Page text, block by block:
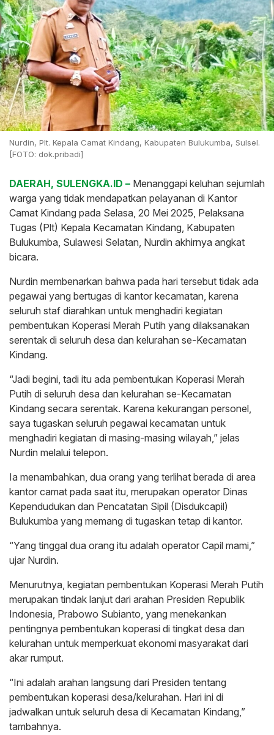
Nurdin, Plt. Kepala Camat Kindang, Kabupaten Bulukumba, Sulsel.
[FOTO: dok.pribadi]
DAERAH, SULENGKA.ID – Menanggapi keluhan sejumlah
warga yang tidak mendapatkan pelayanan di Kantor
Camat Kindang pada Selasa, 20 Mei 2025, Pelaksana
Tugas (Plt) Kepala Kecamatan Kindang, Kabupaten
Bulukumba, Sulawesi Selatan, Nurdin akhirnya angkat
bicara.
Nurdin membenarkan bahwa pada hari tersebut tidak ada
pegawai yang bertugas di kantor kecamatan, karena
seluruh staf diarahkan untuk menghadiri kegiatan
pembentukan Koperasi Merah Putih yang dilaksanakan
serentak di seluruh desa dan kelurahan se-Kecamatan
Kindang.
“Jadi begini, tadi itu ada pembentukan Koperasi Merah
Putih di seluruh desa dan kelurahan se-Kecamatan
Kindang secara serentak. Karena kekurangan personel,
saya tugaskan seluruh pegawai kecamatan untuk
menghadiri kegiatan di masing-masing wilayah,” jelas
Nurdin melalui telepon.
Ia menambahkan, dua orang yang terlihat berada di area
kantor camat pada saat itu, merupakan operator Dinas
Kependudukan dan Pencatatan Sipil (Disdukcapil)
Bulukumba yang memang di tugaskan tetap di kantor.
“Yang tinggal dua orang itu adalah operator Capil mami,”
ujar Nurdin.
Menurutnya, kegiatan pembentukan Koperasi Merah Putih
merupakan tindak lanjut dari arahan Presiden Republik
Indonesia, Prabowo Subianto, yang menekankan
pentingnya pembentukan koperasi di tingkat desa dan
kelurahan untuk memperkuat ekonomi masyarakat dari
akar rumput.
“Ini adalah arahan langsung dari Presiden tentang
pembentukan koperasi desa/kelurahan. Hari ini di
jadwalkan untuk seluruh desa di Kecamatan Kindang,”
tambahnya.